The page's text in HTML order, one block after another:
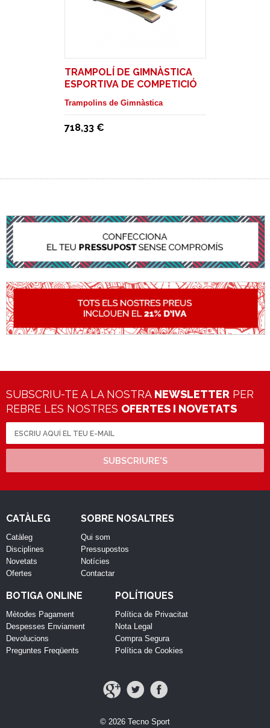
TRAMPOLÍ DE GIMNÀSTICA
ESPORTIVA DE COMPETICIÓ
Trampolins de Gimnàstica
718,33 €
SUBSCRIU-TE A LA NOSTRA NEWSLETTER PER
REBRE LES NOSTRES OFERTES I NOVETATS
SUBSCRIURE'S
CATÀLEG
Catàleg
Disciplines
Novetats
Ofertes
SOBRE NOSALTRES
Qui som
Pressupostos
Notícies
Contactar
BOTIGA ONLINE
Mètodes Pagament
Despesses Enviament
Devolucions
Preguntes Freqüents
POLÍTIQUES
Política de Privacitat
Nota Legal
Compra Segura
Política de Cookies
© 2026 Tecno Sport